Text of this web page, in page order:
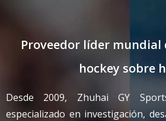
Proveedor líder mundial
hockey sobre
Desde 2009, Zhuhai GY
especializado en investigación,